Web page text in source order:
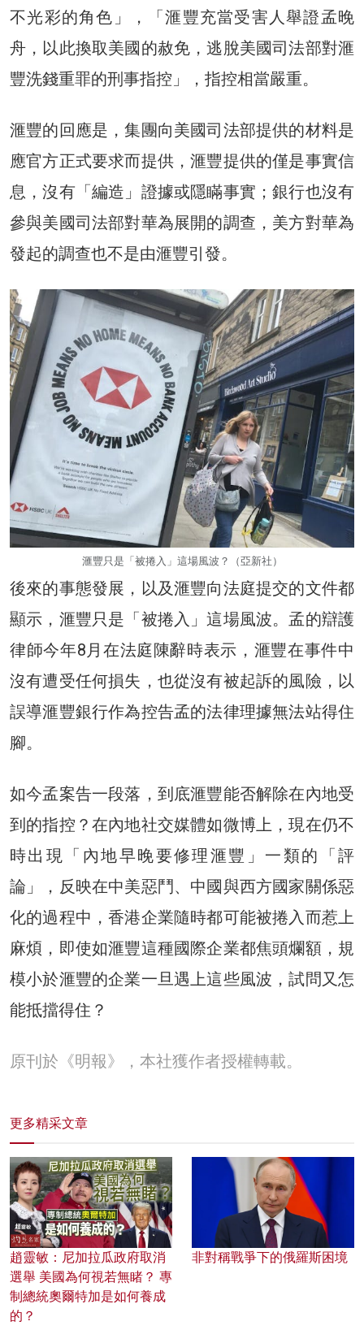
不光彩的角色」，「滙豐充當受害人舉證孟晚
舟，以此換取美國的赦免，逃脫美國司法部對滙
豐洗錢重罪的刑事指控」，指控相當嚴重。
滙豐的回應是，集團向美國司法部提供的材料是
應官方正式要求而提供，滙豐提供的僅是事實信
息，沒有「編造」證據或隱瞞事實；銀行也沒有
參與美國司法部對華為展開的調查，美方對華為
發起的調查也不是由滙豐引發。
滙豐只是「被捲入」這場風波？（亞新社）
後來的事態發展，以及滙豐向法庭提交的文件都
顯示，滙豐只是「被捲入」這場風波。孟的辯護
律師今年8月在法庭陳辭時表示，滙豐在事件中
沒有遭受任何損失，也從沒有被起訴的風險，以
誤導滙豐銀行作為控告孟的法律理據無法站得住
腳。
如今孟案告一段落，到底滙豐能否解除在內地受
到的指控？在內地社交媒體如微博上，現在仍不
時出現「內地早晚要修理滙豐」一類的「評
論」，反映在中美惡鬥、中國與西方國家關係惡
化的過程中，香港企業隨時都可能被捲入而惹上
麻煩，即使如滙豐這種國際企業都焦頭爛額，規
模小於滙豐的企業一旦遇上這些風波，試問又怎
能抵擋得住？
原刊於《明報》，本社獲作者授權轉載。
更多精采文章
趙靈敏：尼加拉瓜政府取消
選舉 美國為何視若無睹？ 專
制總統奧爾特加是如何養成
的？
非對稱戰爭下的俄羅斯困境